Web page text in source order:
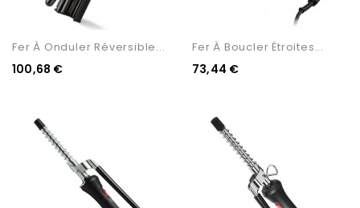
Fer À Onduler Réversible...
100,68 €
Fer À Boucler Étroites...
73,44 €